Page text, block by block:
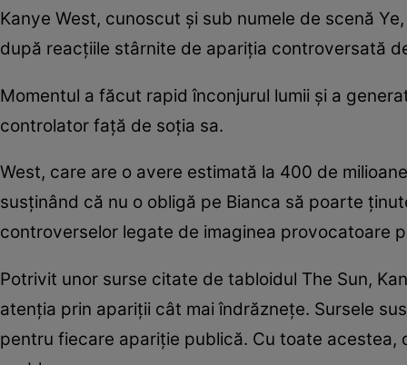
Kanye West, cunoscut și sub numele de scenă
după reacțiile stârnite de apariția controversată
Momentul a făcut rapid înconjurul lumii și a
controlator față de soția sa.
West, care are o avere estimată la 400 de
susținând că nu o obligă pe Bianca să poarte
controverselor legate de imaginea provocatoare
Potrivit unor surse citate de tabloidul The Sun,
atenția prin apariții cât mai îndrăznețe. Sursele
pentru fiecare apariție publică. Cu toate